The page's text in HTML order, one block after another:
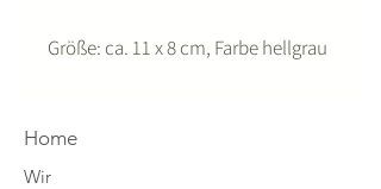
Größe: ca. 11 x 8 cm, Farbe hellgrau
Home
Wir